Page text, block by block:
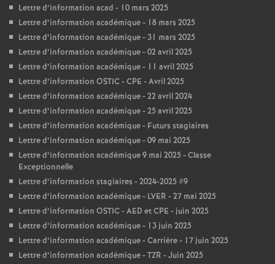
Lettre d’information acad - 10 mars 2025
Lettre d’information académique - 18 mars 2025
Lettre d’information académique - 31 mars 2025
Lettre d’information académique - 02 avril 2025
Lettre d’information académique - 11 avril 2025
Lettre d’information OSTIC - CPE - Avril 2025
Lettre d’information académique - 22 avril 2024
Lettre d’information académique - 25 avril 2025
Lettre d’information académique - Futurs stagiaires
Lettre d’information académique - 09 mai 2025
Lettre d’information académique 9 mai 2025 - Classe
Exceptionnelle
Lettre d’information stagiaires - 2024-2025 #9
Lettre d’information académique - LVER - 27 mai 2025
Lettre d’information OSTIC - AED et CPE - juin 2025
Lettre d’information académique - 13 juin 2025
Lettre d’information académique - Carrière - 17 juin 2025
Lettre d’information académique - TZR - Juin 2025